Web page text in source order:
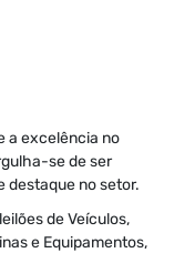
a excelência no
se de ser
destaque no setor.
de Veículos,
e Equipamentos,